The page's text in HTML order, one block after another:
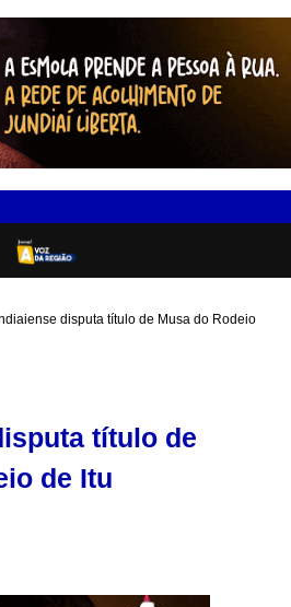
disputa título de Musa do Rodeio
título de
de Itu